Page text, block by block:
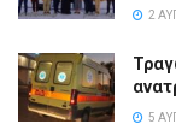
2
5